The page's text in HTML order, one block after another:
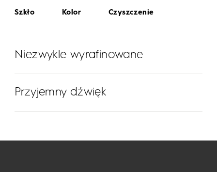
Szkło Kolor Czyszczenie
Niezwykle wyrafinowane
Przyjemny dźwięk